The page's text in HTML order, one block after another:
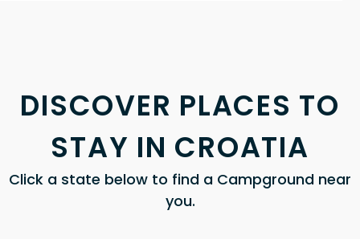
DISCOVER PLACES TO
STAY IN CROATIA
Click a state below to find a Campground near
you.